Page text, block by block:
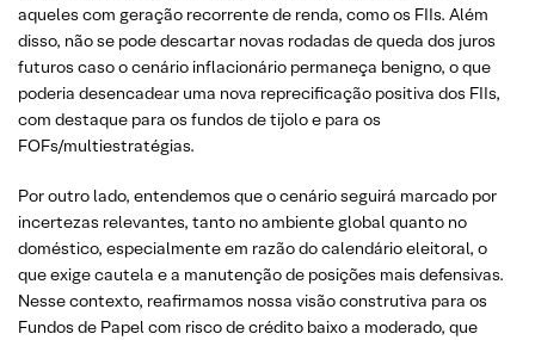
aqueles com geração recorrente de renda, como os FIIs. Além
disso, não se pode descartar novas rodadas de queda dos juros
futuros caso o cenário inflacionário permaneça benigno, o que
poderia desencadear uma nova reprecificação positiva dos FIIs,
com destaque para os fundos de tijolo e para os
FOFs/multiestratégias.
Por outro lado, entendemos que o cenário seguirá marcado por
incertezas relevantes, tanto no ambiente global quanto no
doméstico, especialmente em razão do calendário eleitoral, o
que exige cautela e a manutenção de posições mais defensivas.
Nesse contexto, reafirmamos nossa visão construtiva para os
Fundos de Papel com risco de crédito baixo a moderado, que